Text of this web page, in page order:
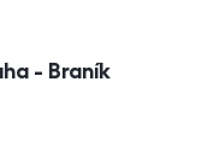
- Braník